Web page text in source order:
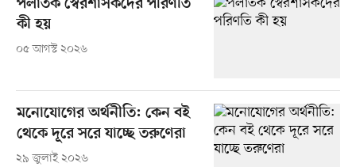
পলাতক স্বৈরশাসকদের পরিণতি
কী হয়
০৫ আগস্ট ২০২৬
মনোযোগের অর্থনীতি: কেন বই
থেকে দূরে সরে যাচ্ছে তরুণেরা
২৯ জুলাই ২০২৬